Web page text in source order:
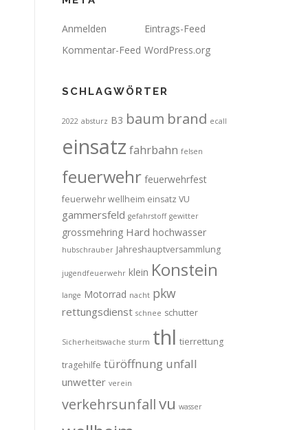
Anmelden
Eintrags-Feed
Kommentar-Feed WordPress.org
SCHLAGWÖRTER
2022 absturz B3 baum brand ecall
einsatz fahrbahn felsen
feuerwehr feuerwehrfest
feuerwehr wellheim einsatz VU
gammersfeld gefahrstoff gewitter
grossmehring Hard hochwasser
hubschrauber Jahreshauptversammlung
jugendfeuerwehr klein Konstein
lange Motorrad nacht pkw
rettungsdienst schnee schutter
Sicherheitswache sturm thl tierrettung
tragehilfe türöffnung unfall
unwetter verein
verkehrsunfallvu wasser